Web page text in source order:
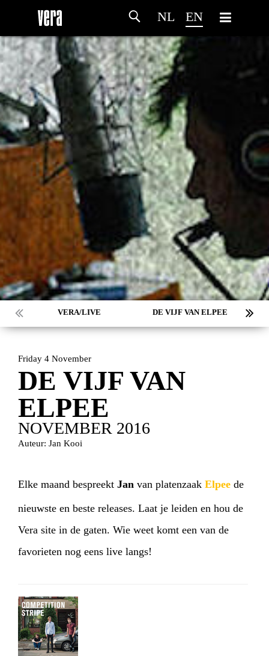
NL EN
VERA/LIVE DE VIJF VAN ELPEE
Friday 4 November
DE VIJF VAN
ELPEE
NOVEMBER 2016
Auteur: Jan Kooi
Elke maand bespreekt Jan van platenzaak Elpee de
nieuwste en beste releases. Laat je leiden en hou de
Vera site in de gaten. Wie weet komt een van de
favorieten nog eens live langs!